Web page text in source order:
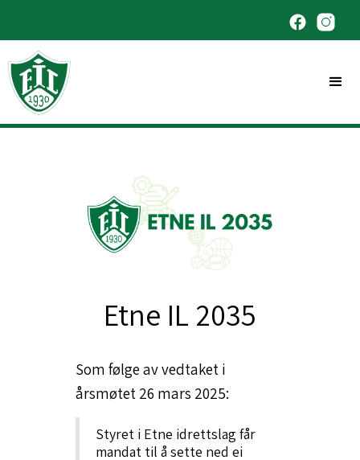
Etne IL 2035
Som følge av vedtaket i
årsmøtet 26 mars 2025:
Styret i Etne idrettslag får
mandat til å sette ned ei